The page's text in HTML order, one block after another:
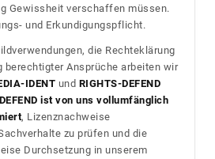
Gewissheit verschaffen müssen.
und Erkundigungspflicht.
die Rechteklärung
berechtigter Ansprüche arbeiten wir
IDENT und RIGHTS-DEFEND
ist von uns vollumfänglich
, Lizenznachweise
zu prüfen und die
Durchsetzung in unserem